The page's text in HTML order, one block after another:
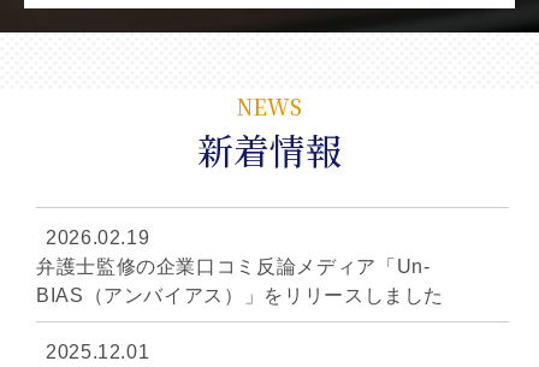
NEWS
新着情報
2026.02.19
弁護士監修の企業口コミ反論メディア「Un-
BIAS（アンバイアス）」をリリースしました
2025.12.01